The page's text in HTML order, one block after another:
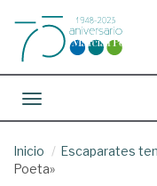
Toggle navigation
Inicio Escaparates
Poeta»